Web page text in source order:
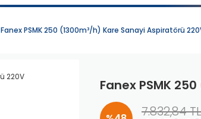
40 bin TLüzeri özel teklif!
Fanex PSMK 250 (1300m³/h) Kare Sanayi Aspiratörü
Fanex PSMK
7.832,84 TL